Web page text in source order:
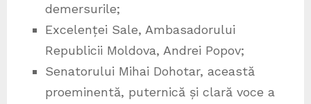
demersurile;
Excelenței Sale, Ambasadorului
Republicii Moldova, Andrei Popov;
Senatorului Mihai Dohotar, această
proeminentă, puternică și clară voce a